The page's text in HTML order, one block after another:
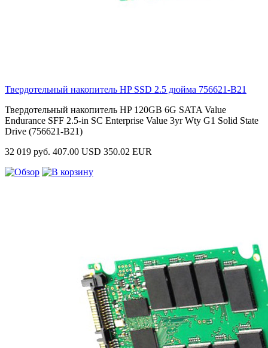
Твердотельный накопитель HP SSD 2.5 дюйма 756621-B21
Твердотельный накопитель HP 120GB 6G SATA Value
Endurance SFF 2.5-in SC Enterprise Value 3yr Wty G1 Solid State
Drive (756621-B21)
32 019 руб. 407.00 USD 350.02 EUR